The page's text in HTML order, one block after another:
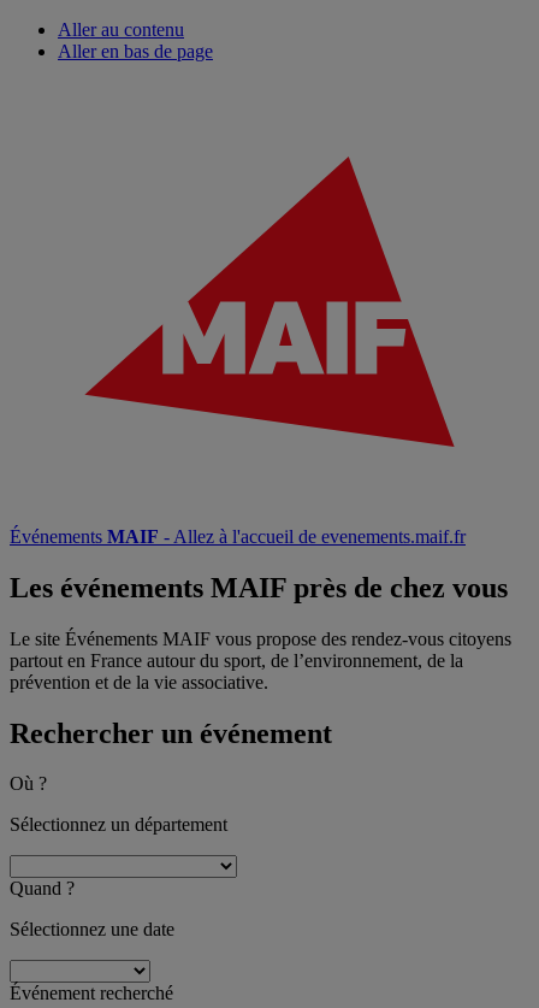
Aller au contenu
Aller en bas de page
Événements MAIF - Allez à l'accueil de evenements.maif.fr
Les événements MAIF près de chez vous
Le site Événements MAIF vous propose des rendez-vous citoyens
partout en France autour du sport, de l’environnement, de la
prévention et de la vie associative.
Rechercher un événement
Où ?
Sélectionnez un département
Quand ?
Sélectionnez une date
Événement recherché